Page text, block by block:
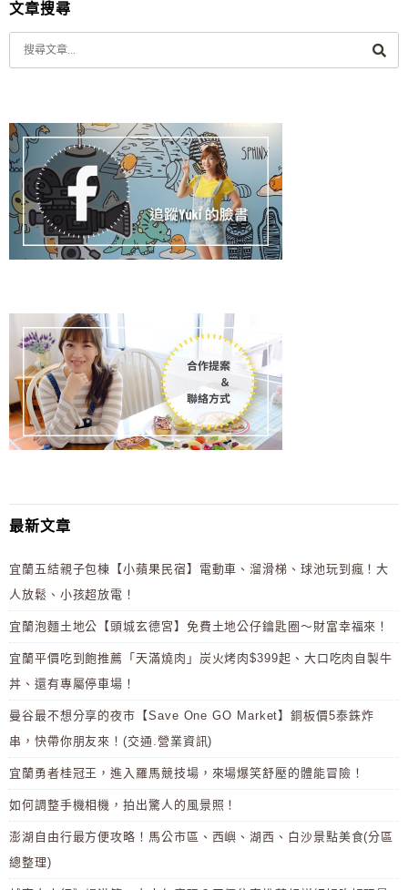
文章搜尋
最新文章
宜蘭五結親子包棟【小蘋果民宿】電動車、溜滑梯、球池玩到瘋！大
人放鬆、小孩超放電！
宜蘭泡麵土地公【頭城玄德宮】免費土地公仔鑰匙圈～財富幸福來！
宜蘭平價吃到飽推薦「天滿燒肉」炭火烤肉$399起、大口吃肉自製牛
丼、還有專屬停車場！
曼谷最不想分享的夜市【Save One GO Market】銅板價5泰銖炸
串，快帶你朋友來！(交通.營業資訊)
宜蘭勇者桂冠王，進入羅馬競技場，來場爆笑舒壓的體能冒險！
如何調整手機相機，拍出驚人的風景照！
澎湖自由行最方便攻略！馬公市區、西嶼、湖西、白沙景點美食(分區
總整理)